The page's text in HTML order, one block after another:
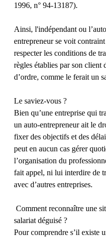
1996, n° 94-13187).
Ainsi, l'indépendant ou
entrepreneur se voit
respecter les conditions de
règles établies par son client
d’ordre, comme le ferait un
Le saviez-vous ?
Bien qu’une entreprise qui
un auto-entrepreneur ait le
fixer des objectifs et des
peut en aucun cas gérer
l’organisation du
fait appel, ni lui interdire de
avec d’autres entreprises.
salariat déguisé ?
Pour comprendre s’il existe